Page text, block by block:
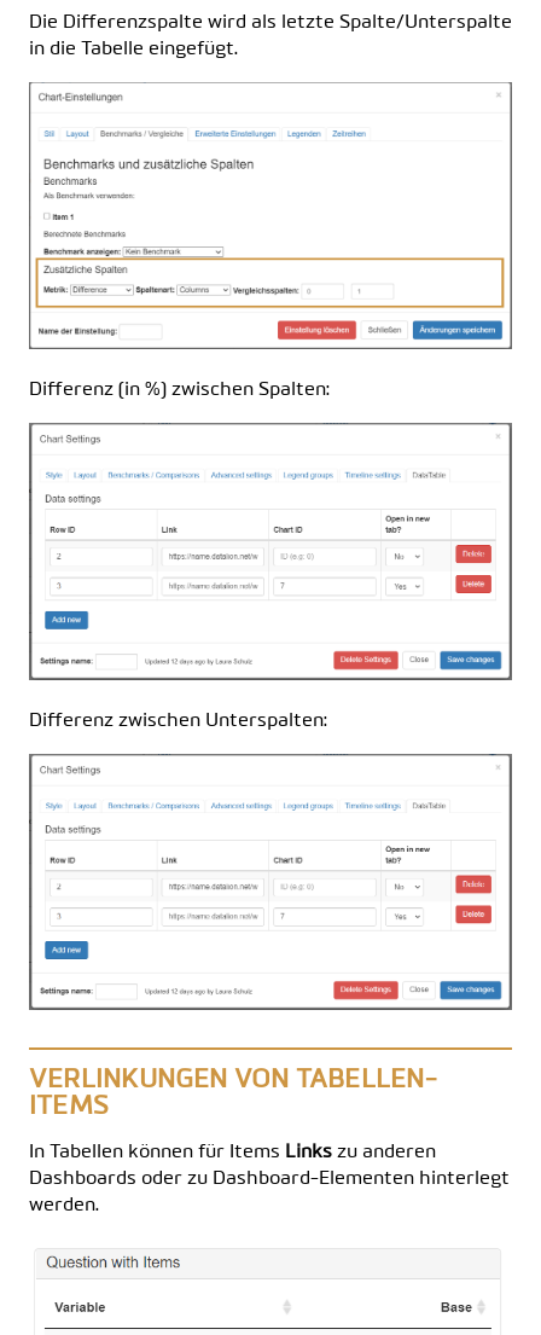
Die Differenzspalte wird als letzte Spalte/Unterspalte
in die Tabelle eingefügt.
Differenz (in %) zwischen Spalten:
Differenz zwischen Unterspalten:
VERLINKUNGEN VON TABELLEN-
ITEMS
In Tabellen können für Items Links zu anderen
Dashboards oder zu Dashboard-Elementen hinterlegt
werden.